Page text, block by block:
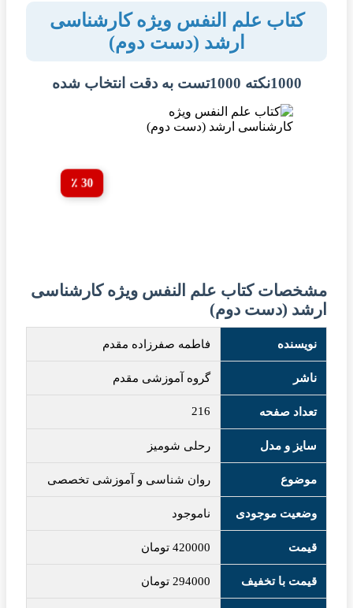
کتاب علم النفس ویژه کارشناسی
ارشد (دست دوم)
1000نکته 1000تست به دقت انتخاب شده
30 ٪
مشخصات کتاب علم النفس ویژه کارشناسی
ارشد (دست دوم)
نویسنده فاطمه صفرزاده مقدم
ناشر گروه آموزشی مقدم
تعداد صفحه 216
سایز و مدل رحلی شومیز
موضوع روان شناسی و آموزشی تخصصی
وضعیت موجودی ناموجود
قیمت 420000 تومان
قیمت با تخفیف 294000 تومان